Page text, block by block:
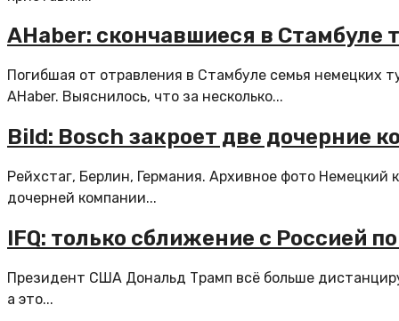
AHaber: скончавшиеся в
Погибшая от отравления в Стамбуле семья немецких
AHaber. Выяснилось, что за несколько...
Bild: Bosch закроет две дочерние
Рейхстаг, Берлин, Германия. Архивное фото
дочерней компании...
IFQ: только сближение с Россией
Президент США Дональд Трамп всё больше
а это...